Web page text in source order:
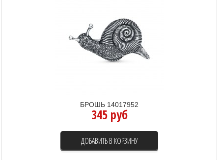
БРОШЬ 14017952
345 руб
ДОБАВИТЬ В КОРЗИНУ